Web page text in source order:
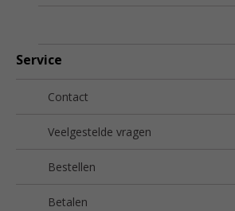
Service
Contact
Veelgestelde vragen
Bestellen
Betalen